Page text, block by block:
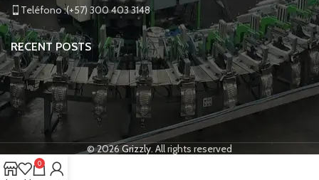
Teléfono :(+57) 300 403 3148
RECENT POSTS
© 2026Grizzly. All rights reserved
0